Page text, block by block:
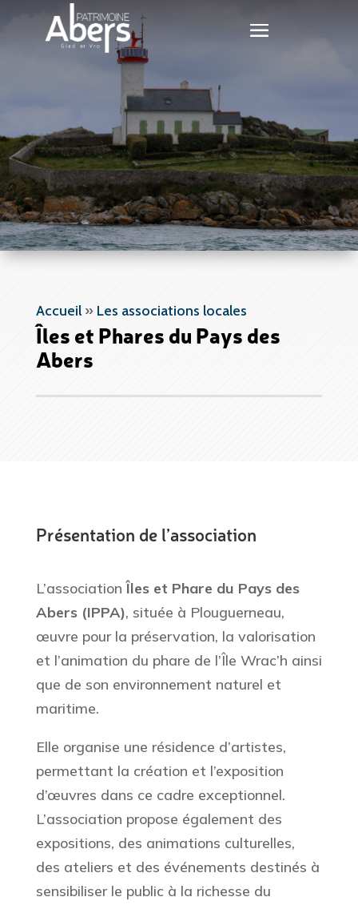
Accueil» Les associations locales
Îles et Phares du Pays des
Abers
Présentation de l’association
L’associationÎles et Phare du Pays des
Abers (IPPA), située à Plouguerneau,
œuvre pour la préservation, la valorisation
et l’animation du phare de l’Île Wrac’h ainsi
que de son environnement naturel et
maritime.
Elle organise une résidence d’artistes,
permettant la création et l’exposition
d’œuvres dans ce cadre exceptionnel.
L’association propose également des
expositions, des animations culturelles,
des ateliers et des événements destinés à
sensibiliser le public à la richesse du